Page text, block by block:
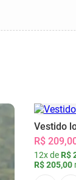
Vestido
R$
12x de R$
R$ 205,00